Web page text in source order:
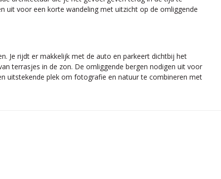
uit voor een korte wandeling met uitzicht op de omliggende
Je rijdt er makkelijk met de auto en parkeert dichtbij het
terrasjes in de zon. De omliggende bergen nodigen uit voor
uitstekende plek om fotografie en natuur te combineren met